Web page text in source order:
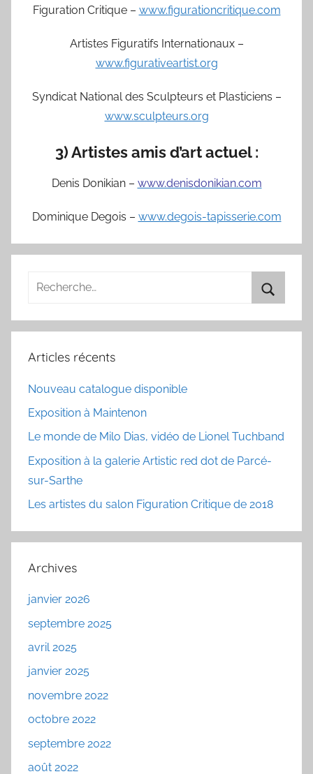
Figuration Critique – www.figurationcritique.com
Artistes Figuratifs Internationaux –
www.figurativeartist.org
Syndicat National des Sculpteurs et Plasticiens –
www.sculpteurs.org
3) Artistes amis d’art actuel :
Denis Donikian – www.denisdonikian.com
Dominique Degois – www.degois-tapisserie.com
Recherche
:
Articles récents
Nouveau catalogue disponible
Exposition à Maintenon
Le monde de Milo Dias, vidéo de Lionel Tuchband
Exposition à la galerie Artistic red dot de Parcé-
sur-Sarthe
Les artistes du salon Figuration Critique de 2018
Archives
janvier 2026
septembre 2025
avril 2025
janvier 2025
novembre 2022
octobre 2022
septembre 2022
août 2022